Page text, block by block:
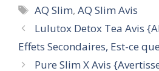
Étiquettes
AQ Slim,AQ Slim Avis
Lulutox Detox Tea Avis
Effets Secondaires, Est-ce
Pure Slim X Avis